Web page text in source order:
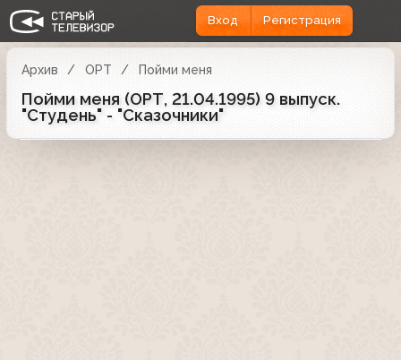
Вход Регистрация
Архив ОРТ Пойми меня
Пойми меня (ОРТ, 21.04.1995) 9 выпуск.
"Студень" - "Сказочники"